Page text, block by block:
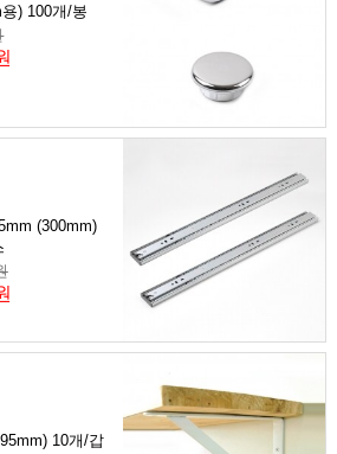
) 100개/봉
(300mm)
10개/갑